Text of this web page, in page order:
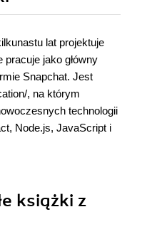
lat projektuje
pracuje jako główny
Snapchat. Jest
, na którym
technologii
Node.js, JavaScript i
książki z